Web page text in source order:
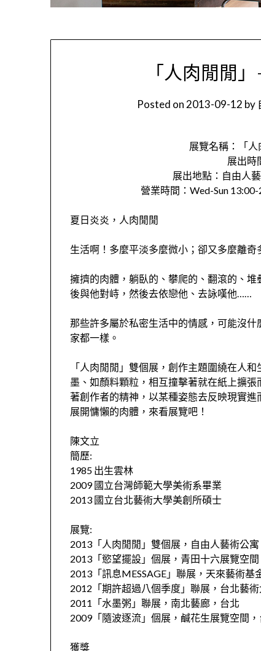
「人肉閒閒
Posted on2013-09-12 by
展覽名稱：「
展出時
展出地點：自由人
營業時間：Wed-Sun
夏日炎炎，人肉閒閒
生活啊！多麼平淡多麼微小；卻又多麼離奇
擁擠的肉體，躺臥的、攀爬的、翻滾的、
後與他對峙，然後去依戀他、去詠嘆他……
那些許多屬於私密生活中的情感，可能沒
家都一樣。
「人肉閒閒」雙個展，創作主題圍繞在人
墨、如顏料顆粒，相互撞擊著就在紙上擴
著創作者的精神，以某種姿態去反映現實
展開慵懶的肉體，來看展覽吧！
陳文立
簡歷:
1985 出生雲林
2009 國立台灣師範大學美術系畢業
2013 國立台北藝術大學美創所碩士
展覽:
2013「人肉閒閒」雙個展，自由人藝術公
2013「慾望擺設」個展，青田十六展覽空
2013「訊息MESSAGE」聯展，天來藝術基
2012「期許超過八個季度」聯展，台北藝
2011「水墨粥」聯展，南北藝廊，台北
2009「隨波逐流」個展，鹹花生展覽空間，
獲獎